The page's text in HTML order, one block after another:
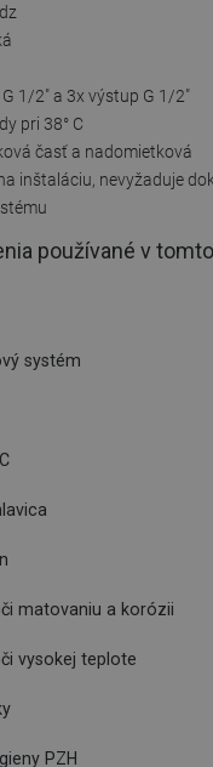
1/2" a 3x výstup G 1/2"
pri 38° C
časť a nadomietková
inštaláciu, nevyžaduje
používané v
systém
matovaniu a korózii
vysokej teplote
PZH